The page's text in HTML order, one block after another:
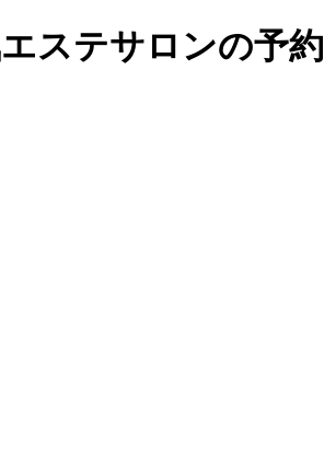
ステサロンの予